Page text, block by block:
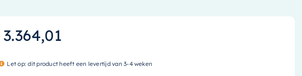
3.364,01
Let op: dit product heeft een levertijd van 3-4 weken